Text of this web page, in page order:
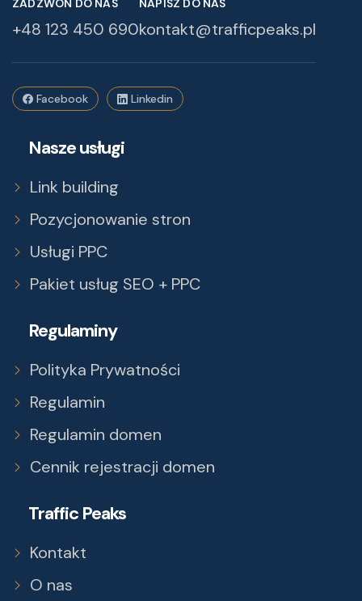
ZADZWOŃ DO NAS
+48 123 450 690
NAPISZ DO NAS
kontakt@trafficpeaks.pl
Facebook Linkedin
Nasze usługi
Link building
Pozycjonowanie stron
Usługi PPC
Pakiet usług SEO + PPC
Regulaminy
Polityka Prywatności
Regulamin
Regulamin domen
Cennik rejestracji domen
Traffic Peaks
Kontakt
O nas